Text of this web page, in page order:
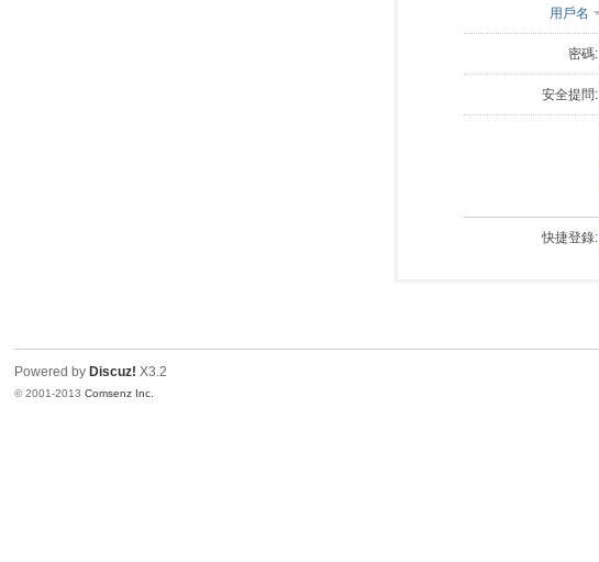
用戶名
密碼:
安全提問:
快捷登錄:
Powered by Discuz! X3.2
© 2001-2013Comsenz Inc.